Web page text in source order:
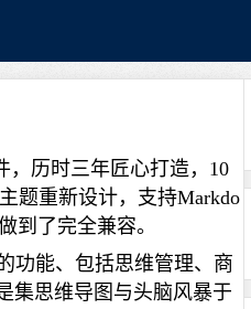
，历时三年匠心打造，10
题重新设计，支持Markdo
到了完全兼容。
功能、包括思维管理、商
集思维导图与头脑风暴于